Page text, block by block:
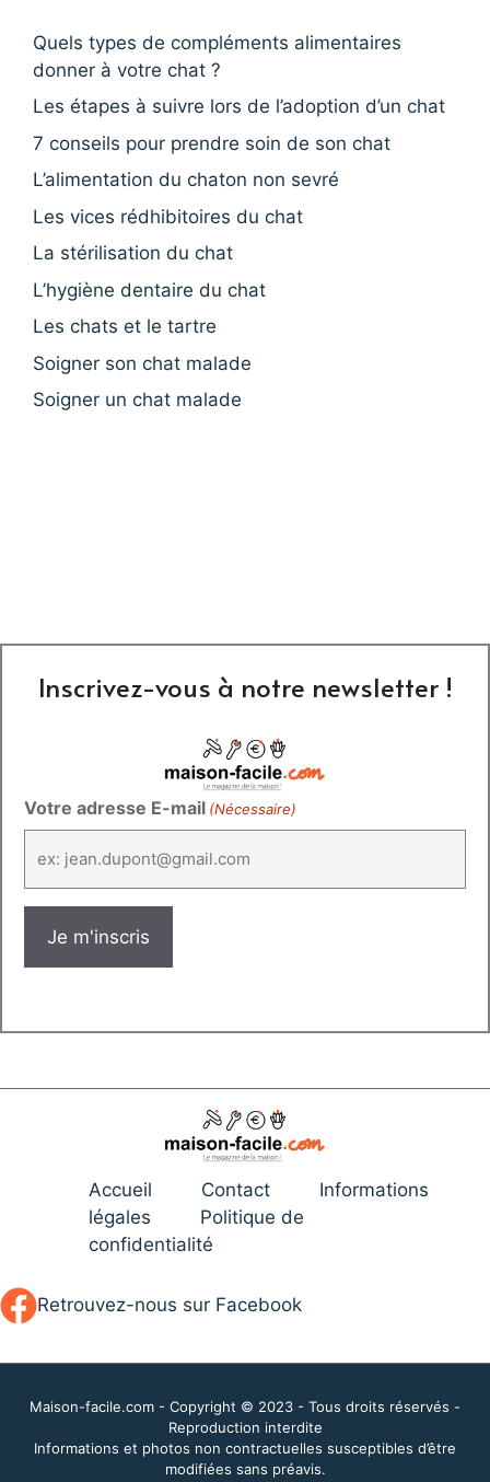
Quels types de compléments alimentaires
donner à votre chat ?
Les étapes à suivre lors de l’adoption d’un chat
7 conseils pour prendre soin de son chat
L’alimentation du chaton non sevré
Les vices rédhibitoires du chat
La stérilisation du chat
L’hygiène dentaire du chat
Les chats et le tartre
Soigner son chat malade
Soigner un chat malade
Inscrivez-vous à notre newsletter !
Votre adresse E-mail (Nécessaire)
Accueil Contact
Informations
légales
Politique de
confidentialité
Retrouvez-nous sur Facebook
Maison-facile.com - Copyright © 2023 - Tous droits réservés -
Reproduction interdite
Informations et photos non contractuelles susceptibles d’être
modifiées sans préavis.